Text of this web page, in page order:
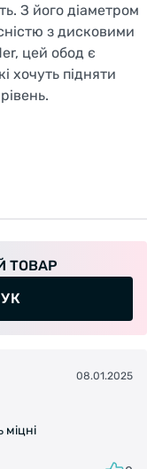
З його діаметром
з дисковими
цей обод є
хочуть підняти
ТОВАР
08.01.2025